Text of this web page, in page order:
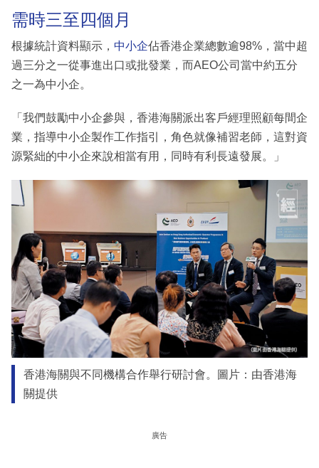
需時三至四個月
根據統計資料顯示， 中小企佔香港企業總數逾98%，當中超
過三分之一從事進出口或批發業，而AEO公司當中約五分
之一為中小企。
「我們鼓勵中小企參與，香港海關派出客戶經理照顧每間企
業，指導中小企製作工作指引，角色就像補習老師，這對資
源緊絀的中小企來說相當有用，同時有利長遠發展。」
香港海關與不同機構合作舉行研討會。圖片：由香港海
關提供
廣告